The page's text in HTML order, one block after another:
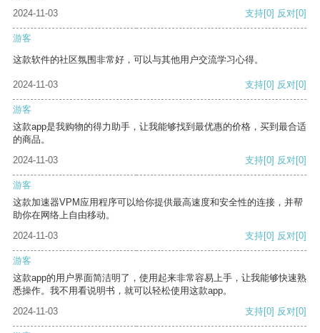
2024-11-03
支持[0] 反对[0]
游客
这款软件的社区氛围非常好，可以与其他用户交流学习心得。
2024-11-03 支持[0] 反对[0]
游客
这款app是我购物的得力助手，让我能够找到最优惠的价格，买到最合适
的商品。
2024-11-03
支持[0] 反对[0]
游客
这款加速器VPM应用程序可以给你提供最高速度和安全性的连接，并帮
助你在网络上自由移动。
2024-11-03
支持[0] 反对[0]
游客
这款app的用户界面简洁明了，使用起来非常容易上手，让我能够快速熟
悉操作。我不用看说明书，就可以轻松使用这款app。
2024-11-03
支持[0] 反对[0]